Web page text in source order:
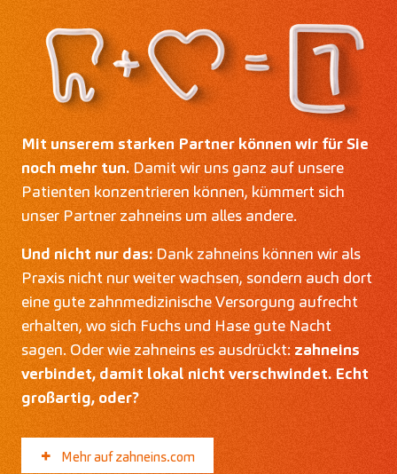
Mit unserem starken Partner können wir für Sie
noch mehr tun. Damit wir uns ganz auf unsere
Patienten konzentrieren können, kümmert sich
unser Partner zahneins um alles andere.
Und nicht nur das: Dank zahneins können wir als
Praxis nicht nur weiter wachsen, sondern auch dort
eine gute zahnmedizinische Versorgung aufrecht
erhalten, wo sich Fuchs und Hase gute Nacht
sagen. Oder wie zahneins es ausdrückt: zahneins
verbindet, damit lokal nicht verschwindet. Echt
großartig, oder?
Mehr auf zahneins.com